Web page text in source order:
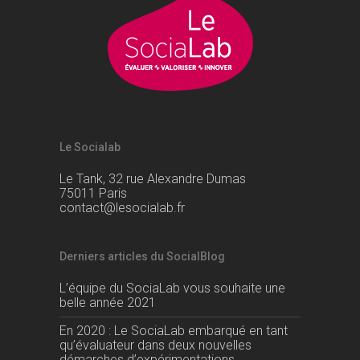
Le Socialab
Le Tank, 32 rue Alexandre Dumas
75011 Paris
contact@lesocialab.fr
Derniers articles du SocialBlog
L’équipe du SociaLab vous souhaite une
belle année 2021
En 2020 : Le SociaLab embarqué en tant
qu’évaluateur dans deux nouvelles